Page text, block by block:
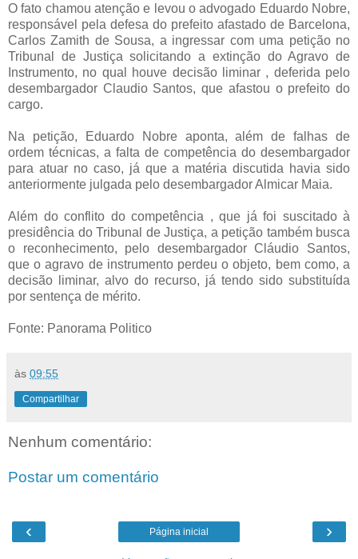
O fato chamou atenção e levou o advogado Eduardo Nobre,
responsável pela defesa do prefeito afastado de Barcelona,
Carlos Zamith de Sousa, a ingressar com uma petição no
Tribunal de Justiça solicitando a extinção do Agravo de
Instrumento, no qual houve decisão liminar , deferida pelo
desembargador Claudio Santos, que afastou o prefeito do
cargo.
Na petição, Eduardo Nobre aponta, além de falhas de
ordem técnicas, a falta de competência do desembargador
para atuar no caso, já que a matéria discutida havia sido
anteriormente julgada pelo desembargador Almicar Maia.
Além do conflito do competência , que já foi suscitado à
presidência do Tribunal de Justiça, a petição também busca
o reconhecimento, pelo desembargador Cláudio Santos,
que o agravo de instrumento perdeu o objeto, bem como, a
decisão liminar, alvo do recurso, já tendo sido substituída
por sentença de mérito.
Fonte: Panorama Politico
às 09:55
Compartilhar
Nenhum comentário:
Postar um comentário
‹ ›
Página inicial